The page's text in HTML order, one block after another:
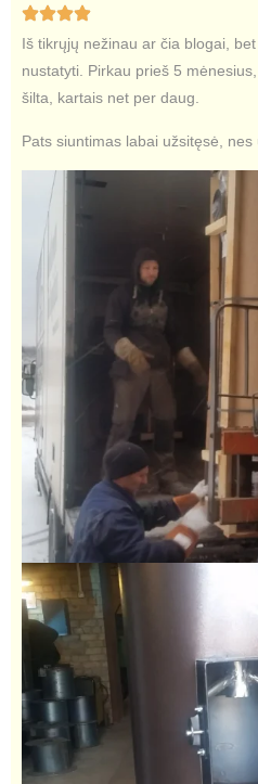
Iš tikrųjų nežinau ar čia blogai,
nustatyti. Pirkau prieš 5
šilta, kartais net per daug.
Pats siuntimas labai užsitęsė, nes